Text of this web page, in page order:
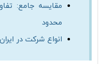
مقایسه جامع:
محدود
انواع شرکت در ایران